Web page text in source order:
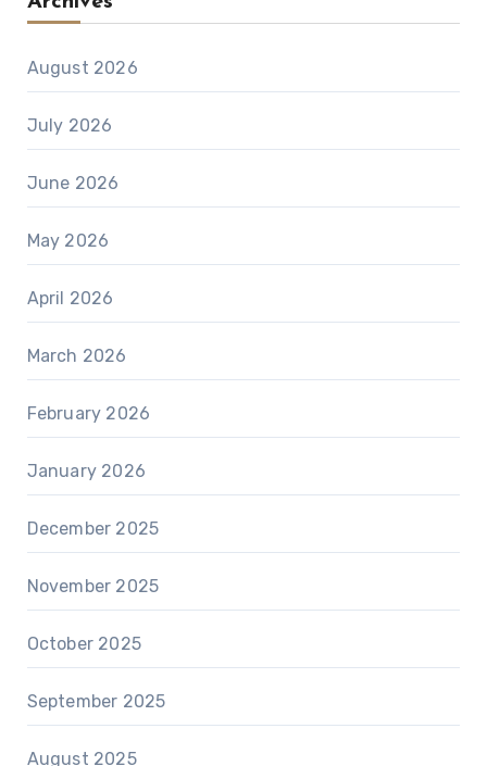
August 2026
July 2026
June 2026
May 2026
April 2026
March 2026
February 2026
January 2026
December 2025
November 2025
October 2025
September 2025
August 2025